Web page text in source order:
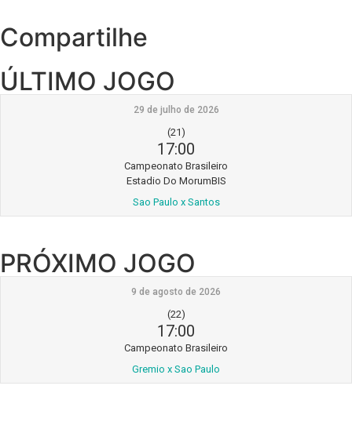
Compartilhe
ÚLTIMO JOGO
29 de julho de 2026
(21)
17:00
Campeonato Brasileiro
Estadio Do MorumBIS
Sao Paulo x Santos
PRÓXIMO JOGO
9 de agosto de 2026
(22)
17:00
Campeonato Brasileiro
Gremio x Sao Paulo